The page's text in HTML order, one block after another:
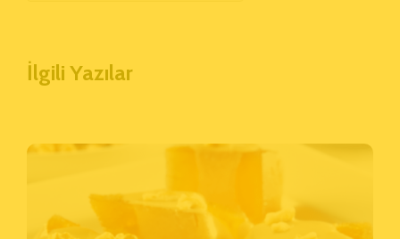
İlgili Yazılar